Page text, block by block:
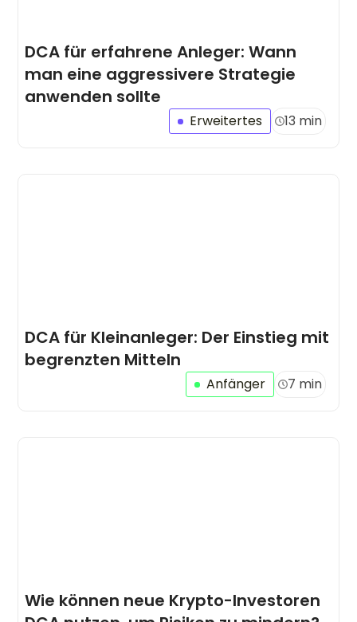
DCA für erfahrene Anleger: Wann
man eine aggressivere Strategie
anwenden sollte
Erweitertes 13 min
DCA für Kleinanleger: Der Einstieg mit
begrenzten Mitteln
Anfänger 7 min
Wie können neue Krypto-Investoren